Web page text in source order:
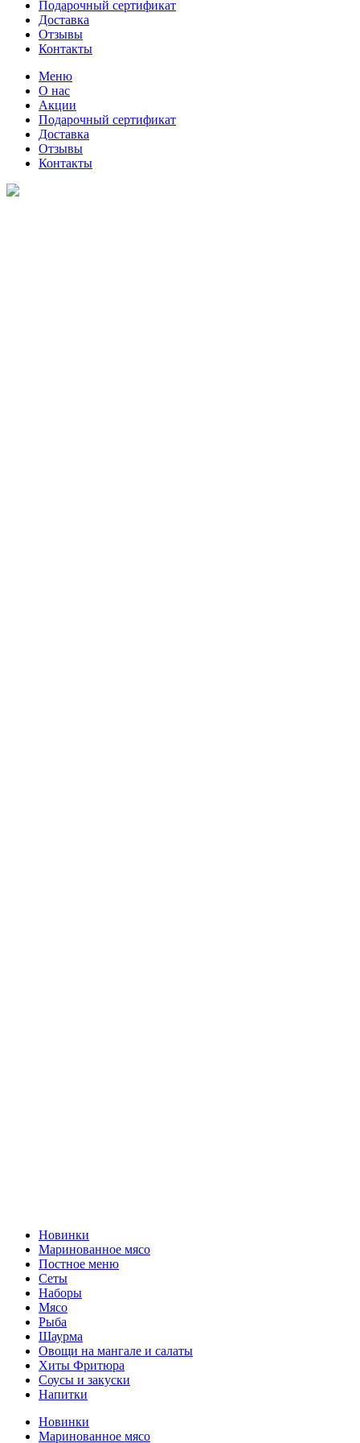
Подарочный сертификат
Доставка
Отзывы
Контакты
Меню
О нас
Акции
Подарочный сертификат
Доставка
Отзывы
Контакты
Новинки
Маринованное мясо
Постное меню
Сеты
Наборы
Мясо
Рыба
Шаурма
Овощи на мангале и салаты
Хиты Фритюра
Соусы и закуски
Напитки
Новинки
Маринованное мясо